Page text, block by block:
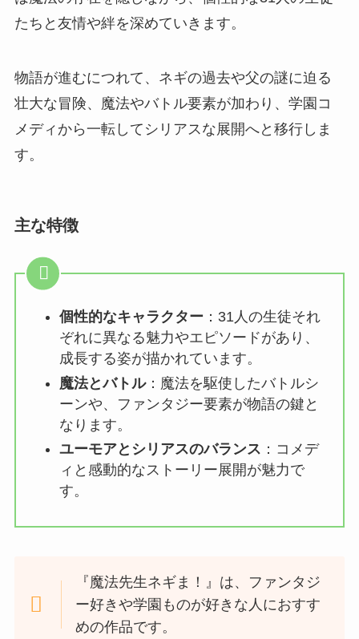
たちと友情や絆を深めていきます。
物語が進むにつれて、ネギの過去や父の謎に迫る
壮大な冒険、魔法やバトル要素が加わり、学園コ
メディから一転してシリアスな展開へと移行しま
す。
主な特徴
個性的なキャラクター ：31人の生徒それ
ぞれに異なる魅力やエピソードがあり、
成長する姿が描かれています。
魔法とバトル：魔法を駆使したバトルシ
ーンや、ファンタジー要素が物語の鍵と
なります。
ユーモアとシリアスのバランス ：コメデ
ィと感動的なストーリー展開が魅力で
す。
『魔法先生ネギま！』は、ファンタジ
ー好きや学園ものが好きな人におすす
めの作品です。